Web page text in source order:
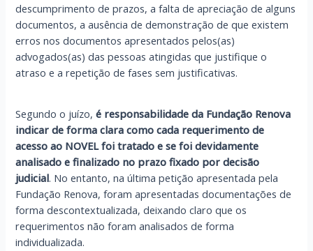
descumprimento de prazos, a falta de apreciação de alguns
documentos, a ausência de demonstração de que existem
erros nos documentos apresentados pelos(as)
advogados(as) das pessoas atingidas que justifique o
atraso e a repetição de fases sem justificativas.
Segundo o juízo,é responsabilidade da Fundação Renova
indicar de forma clara como cada requerimento de
acesso ao NOVEL foi tratado e se foi devidamente
analisado e finalizado no prazo fixado por decisão
judicial. No entanto, na última petição apresentada pela
Fundação Renova, foram apresentadas documentações de
forma descontextualizada, deixando claro que os
requerimentos não foram analisados de forma
individualizada.